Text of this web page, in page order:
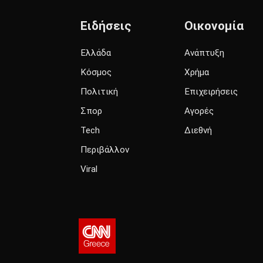
Ειδήσεις
Ελλάδα
Κόσμος
Πολιτική
Σπορ
Tech
Περιβάλλον
Viral
Οικονομία
Ανάπτυξη
Χρήμα
Επιχειρήσεις
Αγορές
Διεθνή